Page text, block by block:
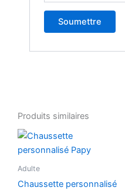
Produits similaires
Adulte
Chaussette personnalisé